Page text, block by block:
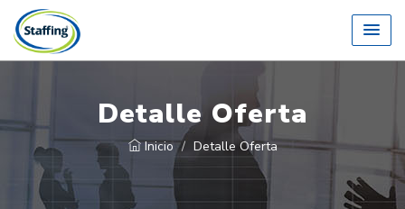
Detalle Oferta
Inicio Detalle Oferta